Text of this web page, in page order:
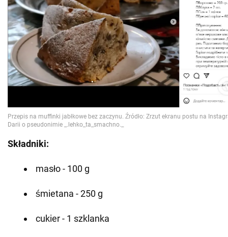
Składniki:
masło - 100 g
śmietana - 250 g
cukier - 1 szklanka